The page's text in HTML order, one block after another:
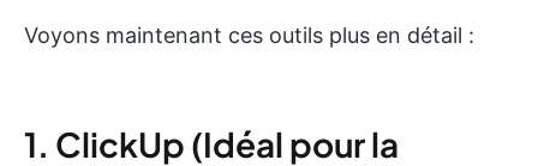
Voyons maintenant ces outils plus en détail :
1. ClickUp (Idéal pour la